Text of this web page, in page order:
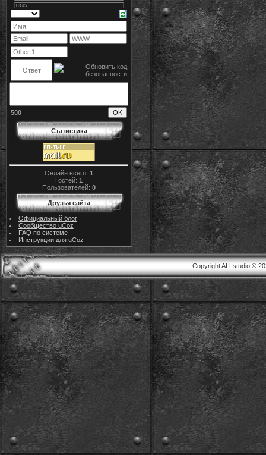
500
Статистика
Онлайн всего: 1
Гостей: 1
Пользователей: 0
Друзья сайта
Официальный блог
Сообщество uCoz
FAQ по системе
Инструкции для uCoz
Copyright ALLstudio ©